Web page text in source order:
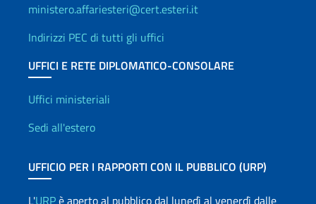
ministero.affariesteri@cert.esteri.it
Indirizzi PEC di tutti gli uffici
UFFICI E RETE DIPLOMATICO-CONSOLARE
Uffici e Rete diplomatica
Uffici ministeriali
Sedi all'estero
UFFICIO PER I RAPPORTI CON IL PUBBLICO (URP)
L'URPè aperto al pubblico dal lunedì al venerdì dalle